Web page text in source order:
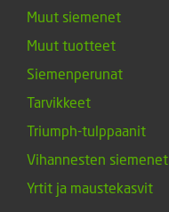
Muut siemenet
Muut tuotteet
Siemenperunat
Tarvikkeet
Triumph-tulppaanit
Vihannesten siemenet
Yrtit ja maustekasvit